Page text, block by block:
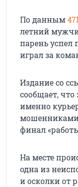
По данным
летний
парень успел
играл за
Издание со
сообщает,
именно
мошенниками
финал
На месте
одна из
и осколки от